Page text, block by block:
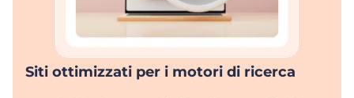
Siti ottimizzati per i motori di ricerca